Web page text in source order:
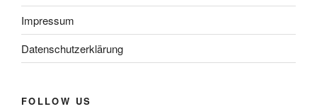
Impressum
Datenschutzerklärung
FOLLOW US